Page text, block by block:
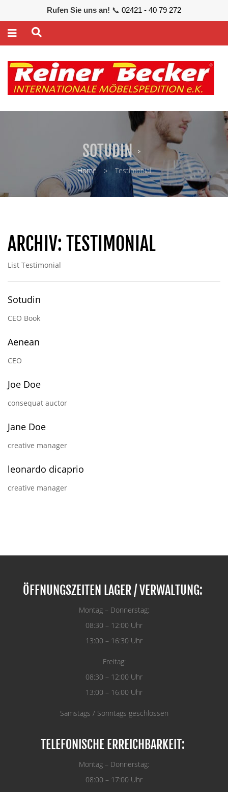
Rufen Sie uns an! 📞 02421 - 40 79 272
SOTUDIN
Home Testimonial
ARCHIV: TESTIMONIAL
List Testimonial
Sotudin
CEO Book
Aenean
CEO
Joe Doe
consequat auctor
Jane Doe
creative manager
leonardo dicaprio
creative manager
ÖFFNUNGSZEITEN LAGER / VERWALTUNG:
Montag – Donnerstag:
08:30 – 12:00 Uhr
13:00 – 16:30 Uhr
Freitag:
08:30 – 12:00 Uhr
13:00 – 16:00 Uhr
Samstags / Sonntags geschlossen
TELEFONISCHE ERREICHBARKEIT:
Montag – Donnerstag:
08:00 – 17:00 Uhr